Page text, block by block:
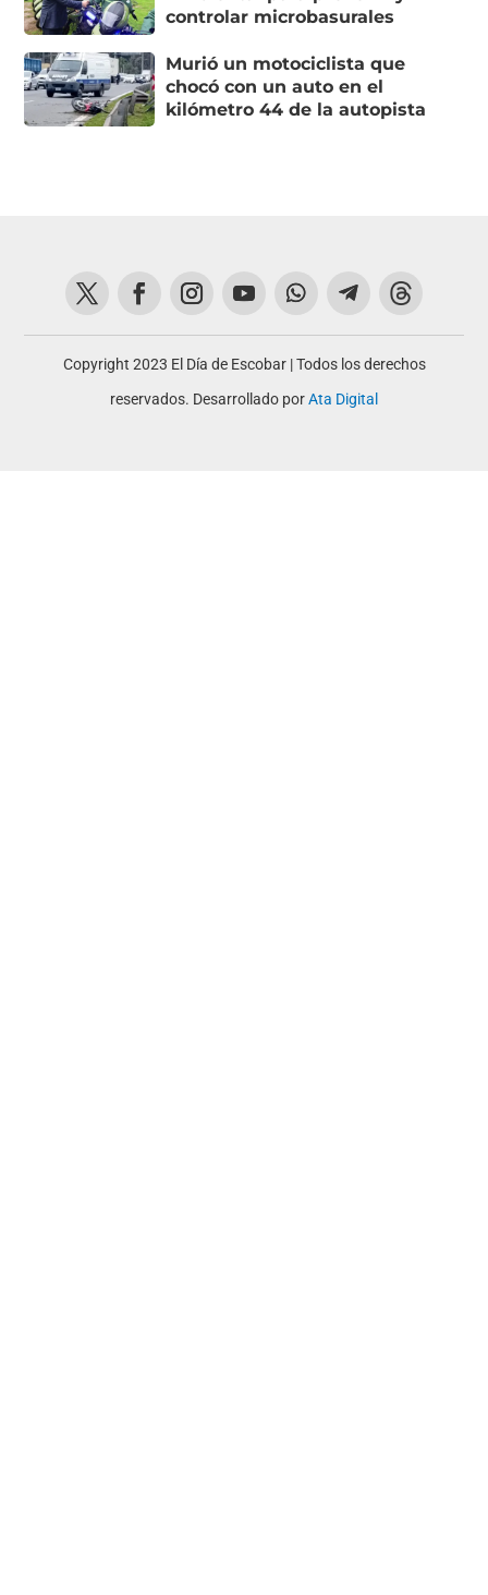
controlar microbasurales
Murió un motociclista que
chocó con un auto en el
kilómetro 44 de la autopista
Copyright 2023 El Día de Escobar | Todos los derechos
reservados. Desarrollado porAta Digital